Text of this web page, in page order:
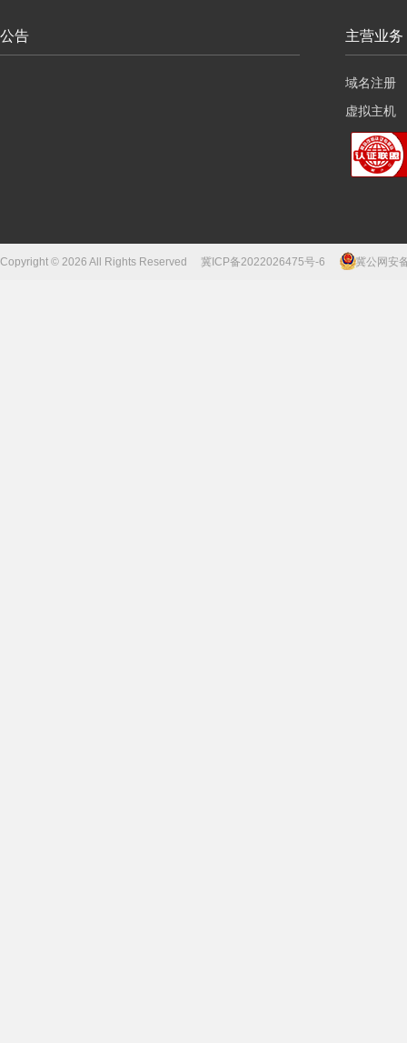
公告 主营业务
域名注册
虚拟主机
云服务器
Copyright © 2026 All Rights Reserved 冀ICP备2022026475号-6 冀公网安备